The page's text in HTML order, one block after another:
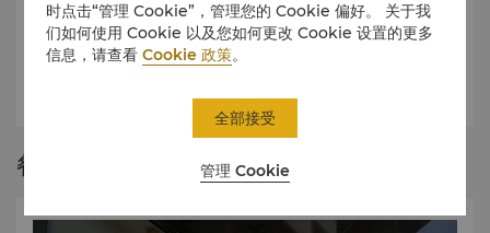
饮品菜单
浏览酒单
浏览国酒茅台鸡尾酒酒单
餐厅故事
时点击“管理 Cookie”，管理您的 Cookie 偏好。 关于我
们如何使用 Cookie 以及您如何更改 Cookie 设置的更多
信息，请查看Cookie 政策。
管理 Cookie
全部接受